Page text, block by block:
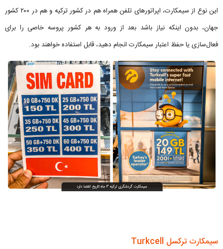
این نوع از سیمکارت، اپراتورهای تلفن همراه هم در کشور ترکیه و هم در ۲۰۰ کشور
جهان، بدون اینکه نیاز باشد بعد از ورود به هر کشور پروسه خاصی را برای
فعال‌سازی یا حفظ اعتبار سیمکارت انجام دهید، قابل استفاده خواهند بود.
سیمکارت ترکسل Turkcell